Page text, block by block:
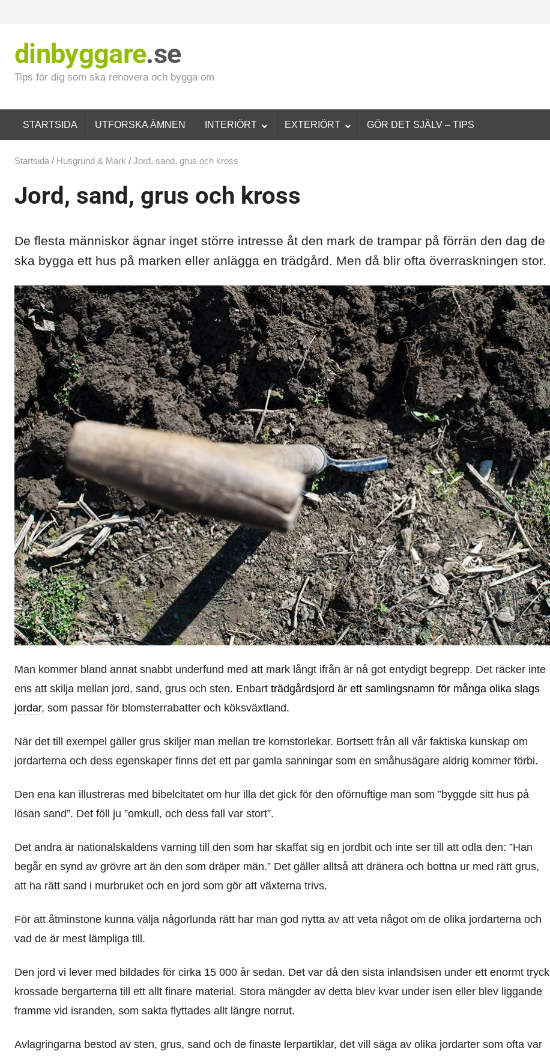
dinbyggare.se
Tips för dig som ska renovera och bygga om
STARTSIDA UTFORSKA ÄMNEN INTERIÖRT EXTERIÖRT GÖR DET SJÄLV – TIPS
Startsida / Husgrund & Mark / Jord, sand, grus och kross
Jord, sand, grus och kross
De flesta människor ägnar inget större intresse åt den mark de trampar på förrän den dag de
ska bygga ett hus på marken eller anlägga en trädgård. Men då blir ofta överraskningen stor.
Man kommer bland annat snabbt underfund med att mark långt ifrån är nå got entydigt begrepp. Det räcker inte
ens att skilja mellan jord, sand, grus och sten. Enbart trädgårdsjord är ett samlingsnamn för många olika slags
jordar, som passar för blomsterrabatter och köksväxtland.
När det till exempel gäller grus skiljer man mellan tre kornstorlekar. Bortsett från all vår faktiska kunskap om
jordarterna och dess egenskaper finns det ett par gamla sanningar som en småhusägare aldrig kommer förbi.
Den ena kan illustreras med bibelcitatet om hur illa det gick för den oförnuftige man som ”byggde sitt hus på
lösan sand”. Det föll ju ”omkull, och dess fall var stort”.
Det andra är nationalskaldens varning till den som har skaffat sig en jordbit och inte ser till att odla den: ”Han
begår en synd av grövre art än den som dräper män.” Det gäller alltså att dränera och bottna ur med rätt grus,
att ha rätt sand i murbruket och en jord som gör att växterna trivs.
För att åtminstone kunna välja någorlunda rätt har man god nytta av att veta något om de olika jordarterna och
vad de är mest lämpliga till.
Den jord vi lever med bildades för cirka 15 000 år sedan. Det var då den sista inlandsisen under ett enormt tryck
krossade bergarterna till ett allt finare material. Stora mängder av detta blev kvar under isen eller blev liggande
framme vid isranden, som sakta flyttades allt längre norrut.
Avlagringarna bestod av sten, grus, sand och de finaste lerpartiklar, det vill säga av olika jordarter som ofta var